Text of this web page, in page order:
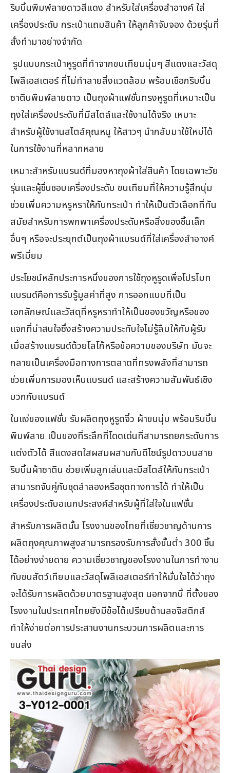
ริบบิ้นพิมพ์ลายดาวสีแดง สำหรับใส่เครื่องสำอางค์ ใส่
เครื่องประดับ กระเป๋าแถมสินค้า ให้ลูกค้าจับจอง ด้วยรุ่นที่
สั่งทำมาอย่างจำกัด
รูปแบบกระเป๋าหูรูดที่ทำจากขนเทียมนุ่มๆ สีแดงและวัสดุ
โพลีเอสเตอร์ ที่ไม่ทำลายสิ่งแวดล้อม พร้อมเชือกริบบิ้น
ซาตินพิมพ์ลายดาว เป็นถุงผ้าแฟชั่นทรงหูรูดที่เหมาะเป็น
ถุงใส่เครื่องประดับที่มีสไตล์และใช้งานได้จริง เหมาะ
สำหรับผู้ใช้งานสไตล์คุณหนู ให้สาวๆ นำกลับมาใช้ใหม่ได้
ในการใช้งานที่หลากหลาย
เหมาะสำหรับแบรนด์ที่มองหาถุงผ้าใส่สินค้า โดยเฉพาะวัย
รุ่นและผู้ชื่นชอบเครื่องประดับ ขนเทียมที่ให้ความรู้สึกนุ่ม
ช่วยเพิ่มความหรูหราให้กับกระเป๋า ทำให้เป็นตัวเลือกที่ทัน
สมัยสำหรับการพกพาเครื่องประดับหรือสิ่งของชิ้นเล็ก
อื่นๆ หรือจะประยุกต์เป็นถุงผ้าแบรนด์ที่ใส่เครื่องสำอางค์
พรีเมี่ยม
ประโยชน์หลักประการหนึ่งของการใช้ถุงหูรูดเพื่อโปรโมท
แบรนด์คือการรับรู้มูลค่าที่สูง การออกแบบที่เป็น
เอกลักษณ์และวัสดุที่หรูหราทำให้เป็นของขวัญหรือของ
แจกที่น่าสนใจซึ่งสร้างความประทับใจไม่รู้ลืมให้กับผู้รับ
เมื่อสร้างแบรนด์ด้วยโลโก้หรือข้อความของบริษัท มันจะ
กลายเป็นเครื่องมือทางการตลาดที่ทรงพลังที่สามารถ
ช่วยเพิ่มการมองเห็นแบรนด์ และสร้างความสัมพันธ์เชิง
บวกกับแบรนด์
ในแง่ของแฟชั่น รับผลิตถุงหูรูดจิ๋ว ผ้าขนนุ่ม พร้อมริบบิ้น
พิมพ์ลาย เป็นของที่ระลึกที่โดดเด่นที่สามารถยกระดับการ
แต่งตัวได้ สีแดงสดใสผสมผสานกับดีไซน์รูปดาวบนสาย
ริบบิ้นผ้าซาติน ช่วยเพิ่มลูกเล่นและมีสไตล์ให้กับกระเป๋า
สามารถจับคู่กับชุดลำลองหรือชุดทางการได้ ทำให้เป็น
เครื่องประดับอเนกประสงค์สำหรับผู้ที่ใส่ใจในแฟชั่น
สำหรับการผลิตนั้น โรงงานของไทยที่เชี่ยวชาญด้านการ
ผลิตถุงคุณภาพสูงสามารถรองรับการสั่งขั้นต่ำ 300 ชิ้น
ได้อย่างง่ายดาย ความเชี่ยวชาญของโรงงานในการทำงาน
กับขนสัตว์เทียมและวัสดุโพลีเอสเตอร์ทำให้มั่นใจได้ว่าถุง
จะได้รับการผลิตด้วยมาตรฐานสูงสุด นอกจากนี้ ที่ตั้งของ
โรงงานในประเทศไทยยังมีข้อได้เปรียบด้านลอจิสติกส์
ทำให้ง่ายต่อการประสานงานกระบวนการผลิตและการ
ขนส่ง